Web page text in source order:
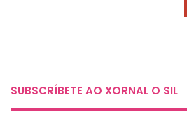
SUBSCRÍBETE AO XORNAL O SIL